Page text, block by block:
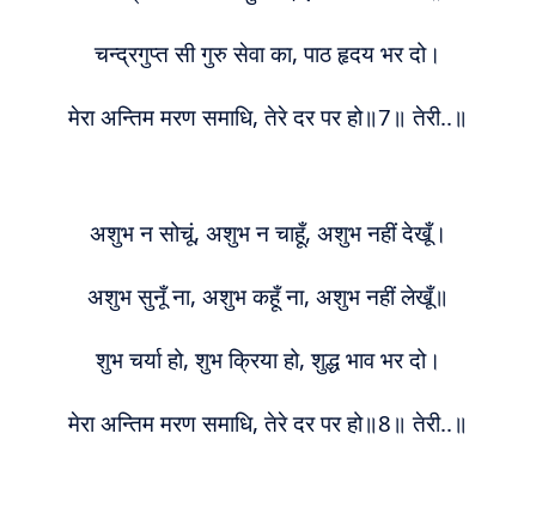
चन्द्रगुप्त सी गुरु सेवा का, पाठ हृदय भर दो।
मेरा अन्तिम मरण समाधि, तेरे दर पर हो॥7॥ तेरी..॥
अशुभ न सोचूं, अशुभ न चाहूँ, अशुभ नहीं देखूँ।
अशुभ सुनूँ ना, अशुभ कहूँ ना, अशुभ नहीं लेखूँ॥
शुभ चर्या हो, शुभ क्रिया हो, शुद्ध भाव भर दो।
मेरा अन्तिम मरण समाधि, तेरे दर पर हो॥8॥ तेरी..॥